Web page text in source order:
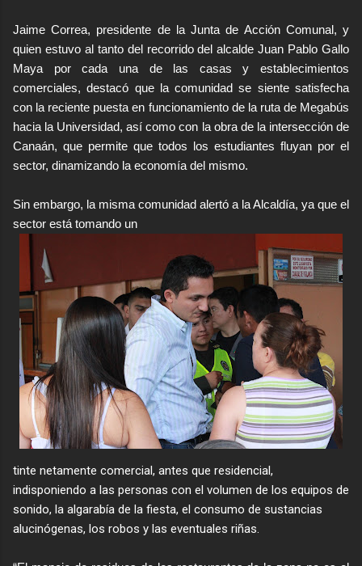
Jaime Correa, presidente de la Junta de Acción Comunal, y
quien estuvo al tanto del recorrido del alcalde Juan Pablo Gallo
Maya por cada una de las casas y establecimientos
comerciales, destacó que la comunidad se siente satisfecha
con la reciente puesta en funcionamiento de la ruta de Megabús
hacia la Universidad, así como con la obra de la intersección de
Canaán, que permite que todos los estudiantes fluyan por el
sector, dinamizando la economía del mismo.
Sin embargo, la misma comunidad alertó a la Alcaldía, ya que el
sector está tomando un
tinte netamente comercial, antes que residencial,
indisponiendo a las personas con el volumen de los equipos de
sonido, la algarabía de la fiesta, el consumo de sustancias
alucinógenas, los robos y las eventuales riñas.